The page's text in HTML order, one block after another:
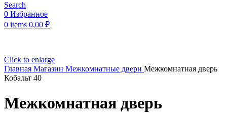
Search
0 Избранное
0 items 0,00 ₽
Click to enlarge
Главная Магазин Межкомнатные двери Межкомнатная дверь
Кобальт 40
Межкомнатная дверь